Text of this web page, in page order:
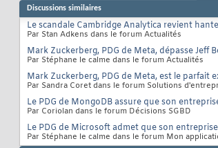
Discussions similaires
Le scandale Cambridge Analytica revient
Par Stan Adkens dans le forum Actualités
Mark Zuckerberg, PDG de Meta, dépasse Jeff
Par Stéphane le calme dans le forum Actualités
Mark Zuckerberg, PDG de Meta, est le parfait
Par Sandra Coret dans le forum Solutions
Le PDG de MongoDB assure que son
Par Coriolan dans le forum Décisions SGBD
Le PDG de Microsoft admet que son
Par Stéphane le calme dans le forum Mon